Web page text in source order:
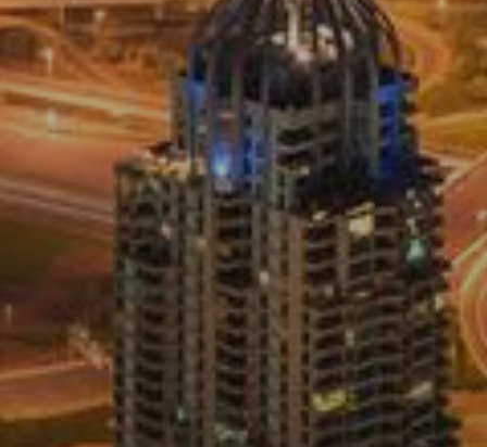
Купить
Аренда
Продажа
Новостройки
AX Journal
Каталоги
Агенты